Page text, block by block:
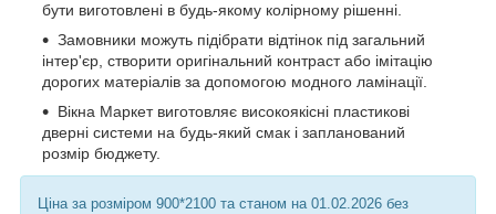
бути виготовлені в будь-якому колірному рішенні.
Замовники можуть підібрати відтінок під загальний
інтер'єр, створити оригінальний контраст або імітацію
дорогих матеріалів за допомогою модного ламінації.
Вікна Маркет виготовляє високоякісні пластикові
дверні системи на будь-який смак і запланований
розмір бюджету.
Ціна за розміром 900*2100 та станом на 01.02.2026 без